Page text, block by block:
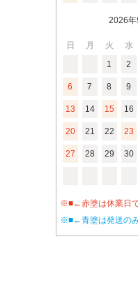
2026年
日 月 火 水
1
2
6 7 8 9
13 14 15 16
20 21 22 23
27 28 29 30
※■←赤塗は休業日
※■←青塗は発送の